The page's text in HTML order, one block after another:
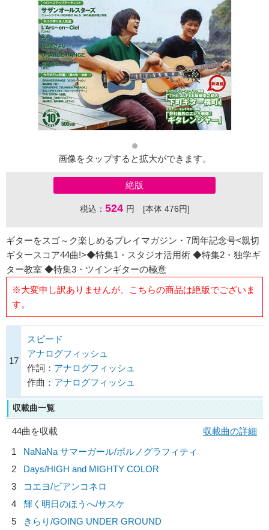
画像をタップすると拡大ができます。
絶版
税込： 524 円 [本体 476円]
ギターをスゴ～ク楽しめるプレイマガジン・7周年記念号<親切
ギタースコア44曲!>◆特集1・スタジオ活用術 ◆特集2・独学ギ
ター教室 ◆特集3・ツインギターの極意
※大変申し訳ありませんが、こちらの商品は絶版でございま
す。
17
スピード
アナログフィッシュ
作詞： アナログフィッシュ
作曲： アナログフィッシュ
収載曲一覧
44曲を収載
収載曲の詳細
1
NaNaNa サマーガール/ポルノグラフィティ
2
Days/HIGH and MIGHTY COLOR
3
コエヨ/ビアンコネロ
4
輝く明日のほうへ/サスケ
5
きらり/GOING UNDER GROUND